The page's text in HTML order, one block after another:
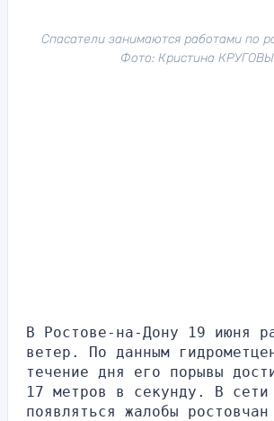
Спасатели занимаются работами по
Фото: Кристина
В Ростове-на-Дону 19 июня
ветер. По данным
течение дня его порывы
17 метров в секунду. В сети
появляться жалобы